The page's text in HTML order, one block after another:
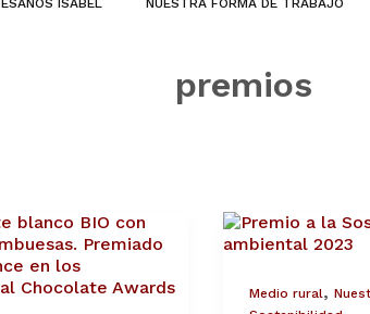
ISABEL NUESTRA FORMA DE TRABAJO
premios
Medio rural,
Premio
por
Sostenibilidad
ambiental